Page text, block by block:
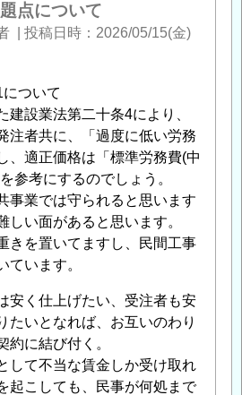
点について
投稿日時
2026/05/15(金)
ついて
建設業法第二十条4により、
注者共に、「過度に低い労務
、適正価格は「標準労務費(中
参考にするのでしょう。
事業では守られると思います
しい面があると思います。
きを置いてますし、民間工事
ています。
安く仕上げたい、受注者も安
たいとなれば、お互いのわり
約に結び付く。
して不当な賃金しか受け取れ
起こしても、民事が何処まで